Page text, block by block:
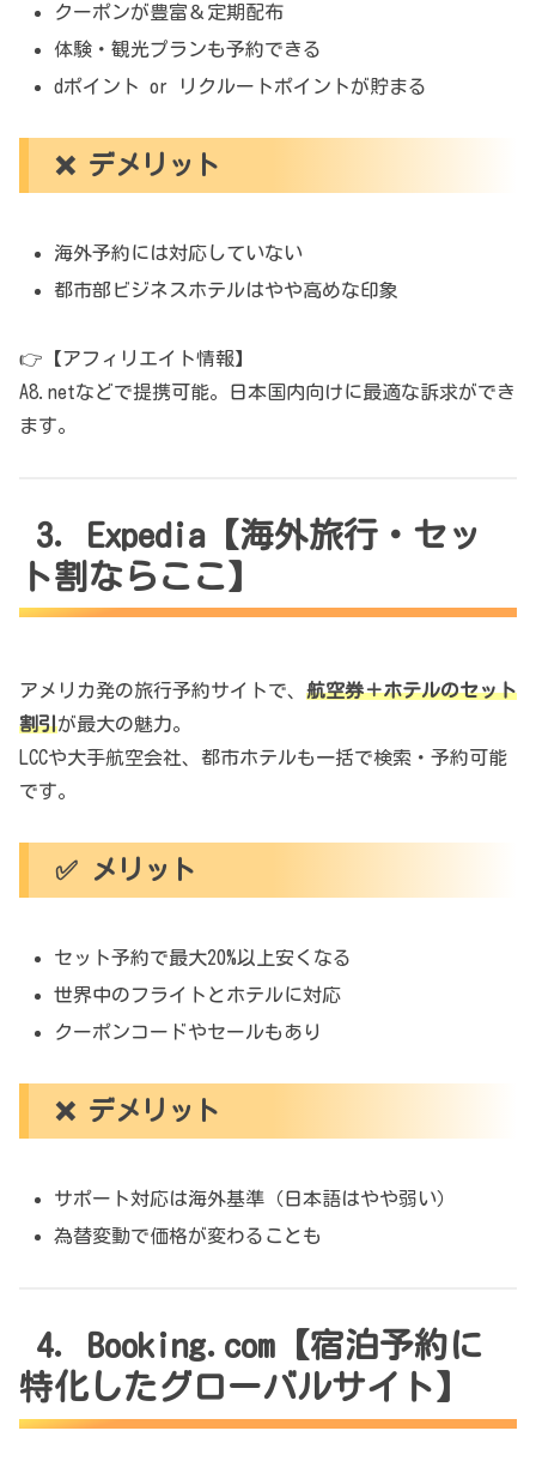
クーポンが豊富＆定期配布
体験・観光プランも予約できる
dポイント or リクルートポイントが貯まる
❌ デメリット
海外予約には対応していない
都市部ビジネスホテルはやや高めな印象
👉【アフィリエイト情報】
A8.netなどで提携可能。日本国内向けに最適な訴求ができ
ます。
3. Expedia【海外旅行・セッ
ト割ならここ】
アメリカ発の旅行予約サイトで、 航空券＋ホテルのセット
割引が最大の魅力。
LCCや大手航空会社、都市ホテルも一括で検索・予約可能
です。
✅ メリット
セット予約で最大20%以上安くなる
世界中のフライトとホテルに対応
クーポンコードやセールもあり
❌ デメリット
サポート対応は海外基準（日本語はやや弱い）
為替変動で価格が変わることも
4. Booking.com【宿泊予約に
特化したグローバルサイト】